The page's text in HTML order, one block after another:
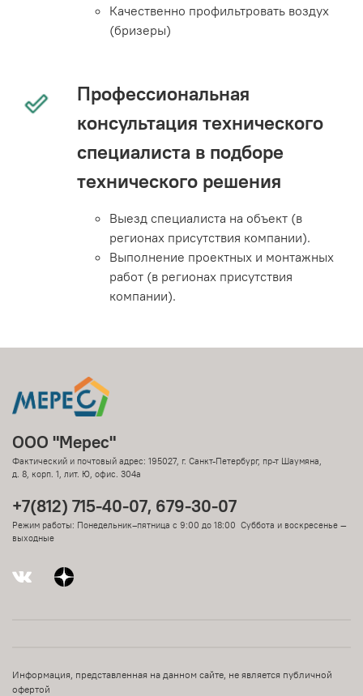
Качественно профильтровать воздух
(бризеры)
Профессиональная
консультация технического
специалиста в подборе
технического решения
Выезд специалиста на объект (в
регионах присутствия компании).
Выполнение проектных и монтажных
работ (в регионах присутствия
компании).
ООО "Мерес"
Фактический и почтовый адрес: 195027, г. Санкт-Петербург, пр-т Шаумяна,
д. 8, корп. 1, лит. Ю, офис. 304а
+7(812) 715-40-07, 679-30-07
Режим работы: Понедельник–пятница с 9:00 до 18:00 Суббота и воскресенье —
выходные
Информация, представленная на данном сайте, не является публичной
офертой